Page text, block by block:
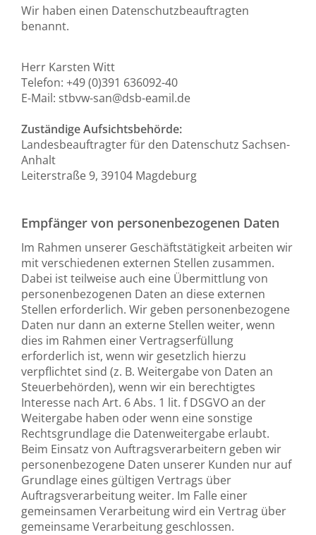
Wir haben einen Datenschutzbeauftragten
benannt.
Herr Karsten Witt
Telefon: +49 (0)391 636092-40
E-Mail: stbvw-san@dsb-eamil.de
Zuständige Aufsichtsbehörde:
Landesbeauftragter für den Datenschutz Sachsen-
Anhalt
Leiterstraße 9, 39104 Magdeburg
Empfänger von personenbezogenen Daten
Im Rahmen unserer Geschäftstätigkeit arbeiten wir
mit verschiedenen externen Stellen zusammen.
Dabei ist teilweise auch eine Übermittlung von
personenbezogenen Daten an diese externen
Stellen erforderlich. Wir geben personenbezogene
Daten nur dann an externe Stellen weiter, wenn
dies im Rahmen einer Vertragserfüllung
erforderlich ist, wenn wir gesetzlich hierzu
verpflichtet sind (z. B. Weitergabe von Daten an
Steuerbehörden), wenn wir ein berechtigtes
Interesse nach Art. 6 Abs. 1 lit. f DSGVO an der
Weitergabe haben oder wenn eine sonstige
Rechtsgrundlage die Datenweitergabe erlaubt.
Beim Einsatz von Auftragsverarbeitern geben wir
personenbezogene Daten unserer Kunden nur auf
Grundlage eines gültigen Vertrags über
Auftragsverarbeitung weiter. Im Falle einer
gemeinsamen Verarbeitung wird ein Vertrag über
gemeinsame Verarbeitung geschlossen.